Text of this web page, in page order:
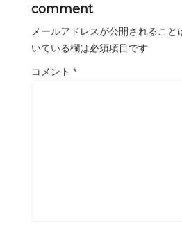
comment
メールアドレスが公開されること
いている欄は必須項目です
コメント *